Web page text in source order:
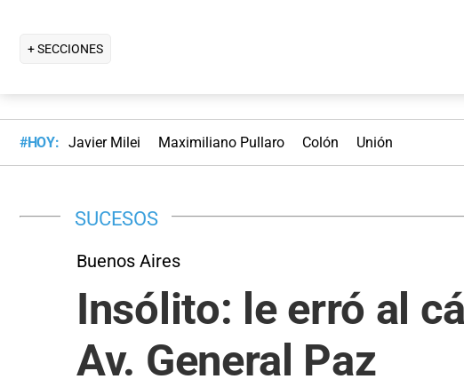
+ SECCIONES
#HOY: Javier Milei Maximiliano Pullaro Colón Unión
SUCESOS
Buenos Aires
Insólito: le erró al
Av. General Paz